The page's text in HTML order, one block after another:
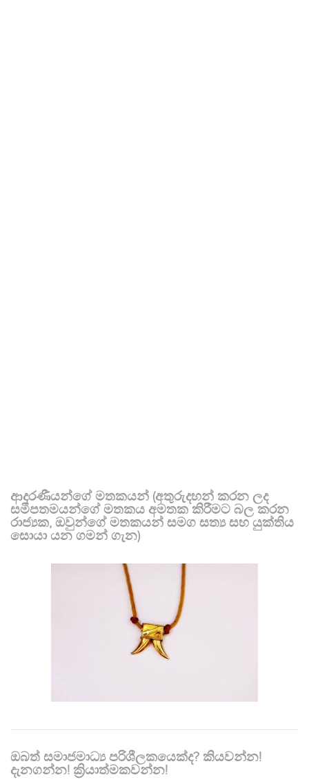
ආදරණීයන්ගේ මතකයන් (අතුරුදහන් කරන ලද
සමීපතමයන්ගේ මතකය අමතක කිරීමට බල කරන
රාජ්‍යක, ඔවුන්ගේ මතකයන් සමග සත්‍ය සහ යුක්තිය
සොයා යන ගමන් ගැන)
ඔබත් සමාජමාධ්‍ය පරිශීලකයෙක්ද? කියවන්න!
දැනගන්න! ක්‍රියාත්මකවන්න!